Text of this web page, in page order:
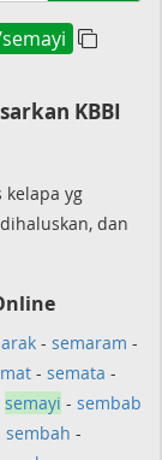
KBBI
kelapa yg
dan
- semaram -
- semata -
semayi - sembab
sembah -